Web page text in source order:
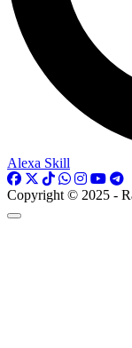
Alexa Skill
Copyright © 2025 -